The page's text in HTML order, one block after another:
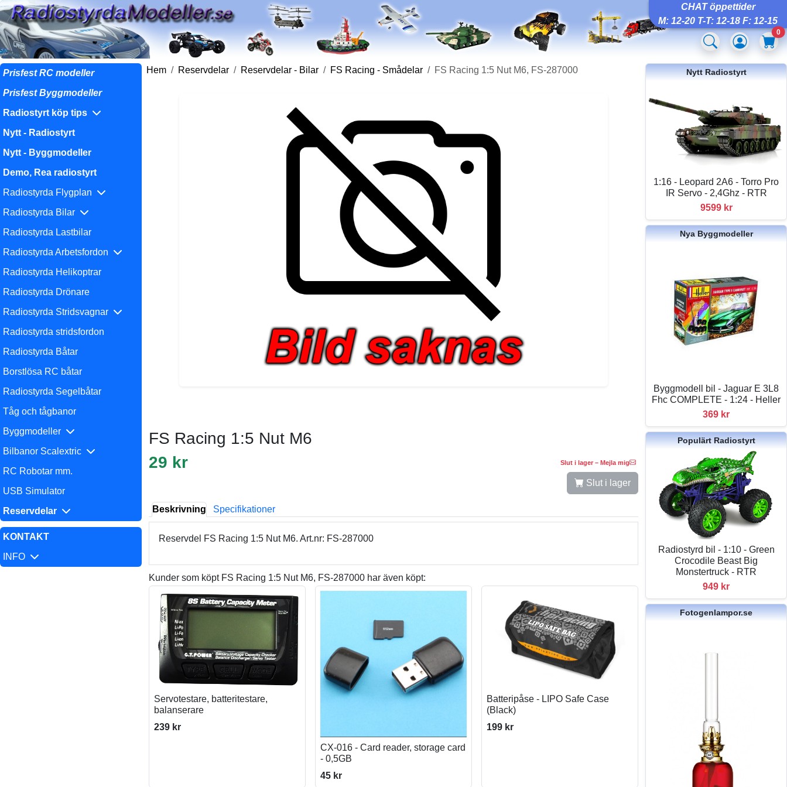
CHAT öppettider
M: 12-20 T-T: 12-18 F: 12-15
0
Prisfest RC modeller
Prisfest Byggmodeller
Radiostyrt köp tips
Nytt - Radiostyrt
Nytt - Byggmodeller
Demo, Rea radiostyrt
Radiostyrda Flygplan
Radiostyrda Bilar
Radiostyrda Lastbilar
Radiostyrda Arbetsfordon
Radiostyrda Helikoptrar
Radiostyrda Drönare
Radiostyrda Stridsvagnar
Radiostyrda stridsfordon
Radiostyrda Båtar
Borstlösa RC båtar
Radiostyrda Segelbåtar
Tåg och tågbanor
Byggmodeller
Bilbanor Scalextric
RC Robotar mm.
USB Simulator
Reservdelar
KONTAKT
INFO
Hem Reservdelar Reservdelar - Bilar FS Racing - Smådelar FS Racing 1:5 Nut M6, FS-287000
FS Racing 1:5 Nut M6
29 kr
Slut i lager – Mejla mig
Slut i lager
Beskrivning Specifikationer
Reservdel FS Racing 1:5 Nut M6. Art.nr: FS-287000
Kunder som köpt FS Racing 1:5 Nut M6, FS-287000 har även köpt:
Servotestare, batteritestare,
balanserare
239 kr
CX-016 - Card reader, storage card
- 0,5GB
45 kr
Batteripåse - LIPO Safe Case
(Black)
199 kr
Nytt Radiostyrt
1:16 - Leopard 2A6 - Torro Pro
IR Servo - 2,4Ghz - RTR
9599 kr
Nya Byggmodeller
Byggmodell bil - Jaguar E 3L8
Fhc COMPLETE - 1:24 - Heller
369 kr
Populärt Radiostyrt
Radiostyrd bil - 1:10 - Green
Crocodile Beast Big
Monstertruck - RTR
949 kr
Fotogenlampor.se